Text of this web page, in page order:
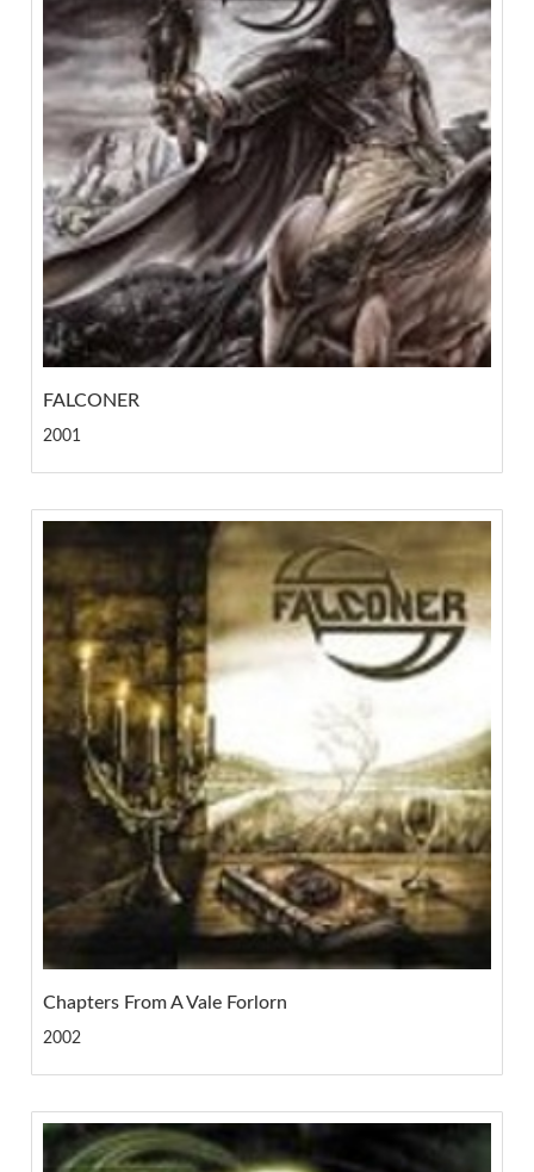
FALCONER
2001
Chapters From A Vale Forlorn
2002